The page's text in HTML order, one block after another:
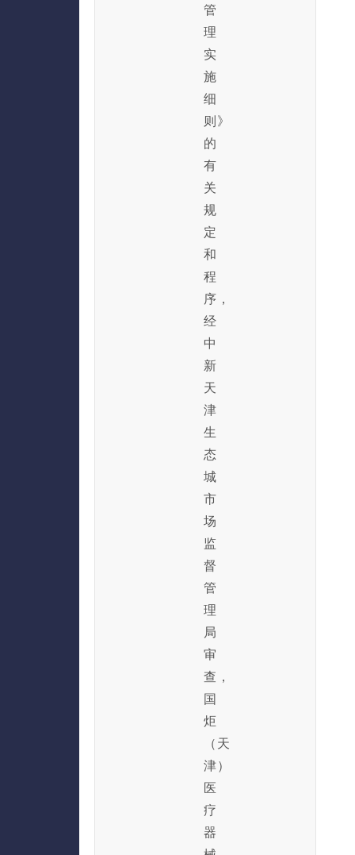
管
理
实
施
细
则》
的
有
关
规
定
和
程
序，
经
中
新
天
津
生
态
城
市
场
监
督
管
理
局
审
查，
国
炬
（天
津）
医
疗
器